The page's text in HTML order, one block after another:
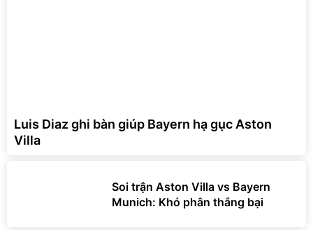
Luis Diaz ghi bàn giúp Bayern hạ gục Aston
Villa
Soi trận Aston Villa vs Bayern
Munich: Khó phân thắng bại